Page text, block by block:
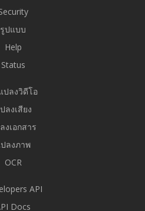
รูปแบบ
Help
Status
ปลงวิดีโอ
ลงเสียง
งเอกสาร
ลงภาพ
OCR
API
Docs